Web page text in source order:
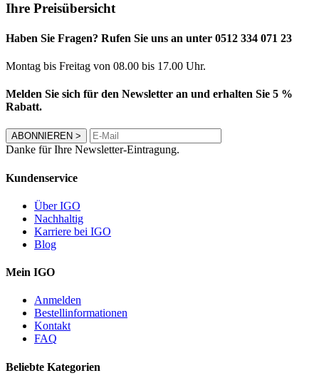
Ihre Preisübersicht
Haben Sie Fragen? Rufen Sie uns an unter 0512 334 071 23
Montag bis Freitag von 08.00 bis 17.00 Uhr.
Melden Sie sich für den Newsletter an und erhalten Sie 5 %
Rabatt.
ABONNIEREN >
Danke für Ihre Newsletter-Eintragung.
Kundenservice
Über IGO
Nachhaltig
Karriere bei IGO
Blog
Mein IGO
Anmelden
Bestellinformationen
Kontakt
FAQ
Beliebte Kategorien